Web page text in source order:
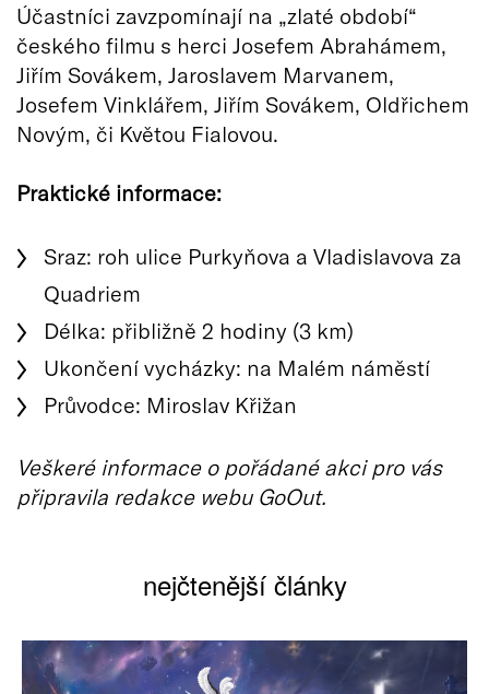
Účastníci zavzpomínají na „zlaté období“
českého filmu s herci Josefem Abrahámem,
Jiřím Sovákem, Jaroslavem Marvanem,
Josefem Vinklářem, Jiřím Sovákem, Oldřichem
Novým, či Květou Fialovou.
Praktické informace:
Sraz: roh ulice Purkyňova a Vladislavova za
Quadriem
Délka: přibližně 2 hodiny (3 km)
Ukončení vycházky: na Malém náměstí
Průvodce: Miroslav Křižan
Veškeré informace o pořádané akci pro vás
připravila redakce webu GoOut.
nejčtenější články